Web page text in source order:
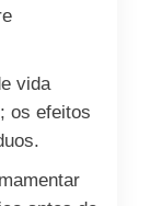
vida
os efeitos